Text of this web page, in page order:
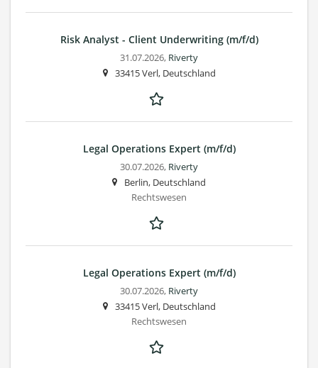
Risk Analyst - Client Underwriting (m/f/d)
31.07.2026, Riverty
33415 Verl, Deutschland
Legal Operations Expert (m/f/d)
30.07.2026, Riverty
Berlin, Deutschland
Rechtswesen
Legal Operations Expert (m/f/d)
30.07.2026, Riverty
33415 Verl, Deutschland
Rechtswesen